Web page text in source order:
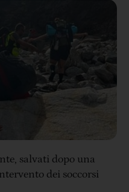
salvati dopo una
dei soccorsi